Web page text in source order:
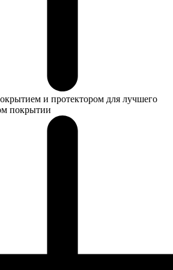
и протектором для лучшего
покрытии